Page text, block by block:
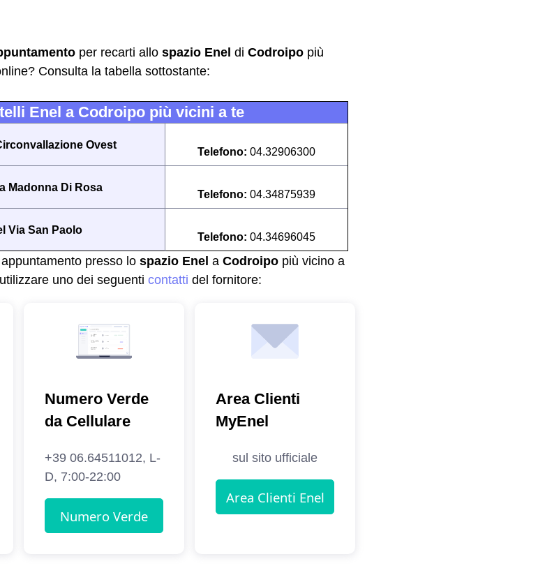
per recarti allo spazio Enel di Codroipo più
Consulta la tabella sottostante:
Enel a Codroipo più vicini a te
Ovest
Telefono: 04.32906300
Madonna Di Rosa
Telefono: 04.34875939
Via San Paolo
Telefono: 04.34696045
presso lo spazio Enel a Codroipo più vicino a
uno dei seguenti contatti del fornitore: